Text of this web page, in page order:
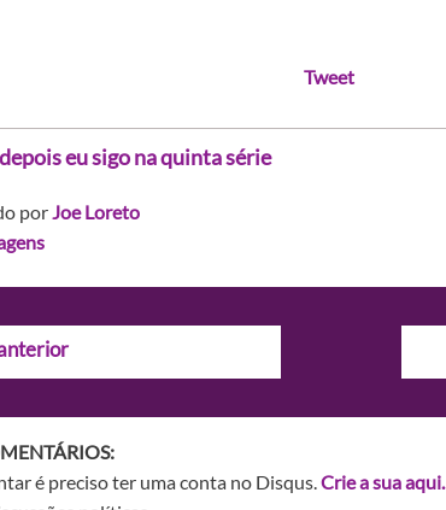
Tweet
eu sigo na quinta série
porJoe Loreto
é preciso ter uma conta no Disqus.Crie a sua aqui.